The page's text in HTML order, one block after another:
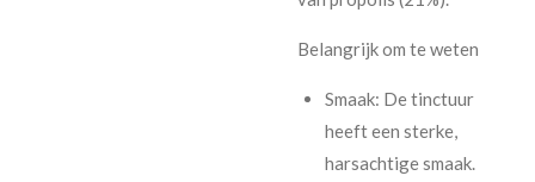
Belangrijk om te weten
Smaak: De tinctuur
heeft een sterke,
harsachtige smaak.